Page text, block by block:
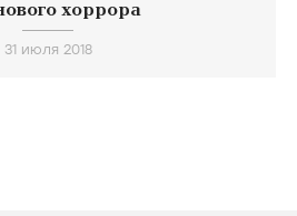
хоррора
31 июля 2018